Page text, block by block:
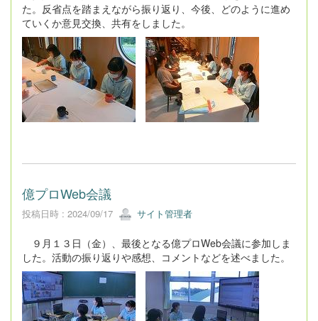
た。反省点を踏まえながら振り返り、今後、どのように進め
ていくか意見交換、共有をしました。
億プロWeb会議
投稿日時 : 2024/09/17 サイト管理者
９月１３日（金）、最後となる億プロWeb会議に参加しま
した。活動の振り返りや感想、コメントなどを述べました。